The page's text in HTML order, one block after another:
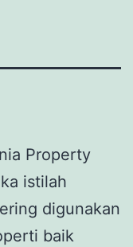
Property
istilah
digunakan
baik